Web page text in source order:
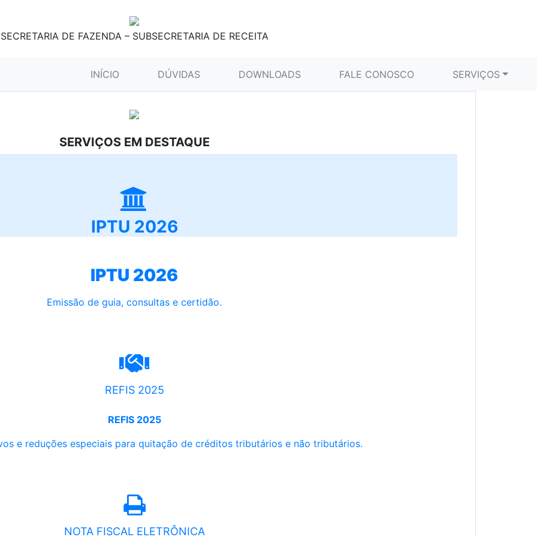
SECRETARIA DE FAZENDA – SUBSECRETARIA DE RECEITA
INÍCIO (CURRENT)DÚVIDAS DOWNLOADS FALE CONOSCO SERVIÇOS
SERVIÇOS EM DESTAQUE
IPTU 2026
IPTU 2026
Emissão de guia, consultas e certidão.
REFIS 2025
REFIS 2025
e reduções especiais para quitação de créditos tributários e não tributários.
NOTA FISCAL ELETRÔNICA